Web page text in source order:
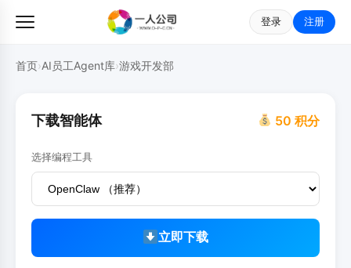
登录 注册
首页›AI员工Agent库›游戏开发部
下载智能体 50 积分
选择编程工具
立即下载